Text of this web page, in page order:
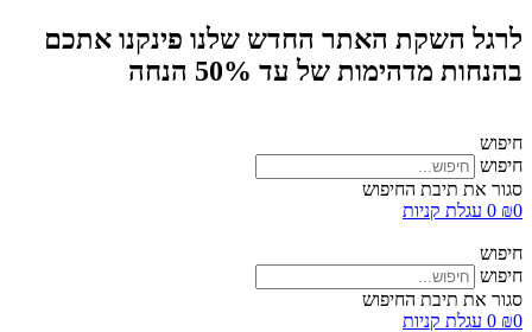
לרגל השקת האתר החדש שלנו פינקנו אתכם
בהנחות מדהימות של עד 50% הנחה
חיפוש
חיפוש
סגור את תיבת החיפוש
₪0
0 עגלת קניות
חיפוש
חיפוש
סגור את תיבת החיפוש
₪0
0 עגלת קניות